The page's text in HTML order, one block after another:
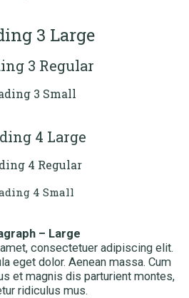
3 Large
3 Regular
3 Small
4 Large
4 Regular
4 Small
– Large
consectetuer adipiscing elit.
eget dolor. Aenean massa. Cum
et magnis dis parturient montes,
ridiculus mus.